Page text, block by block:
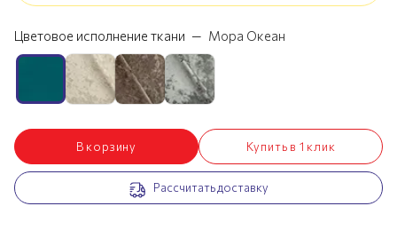
Цветовое исполнение ткани — Мора Океан
В корзину Купить в 1 клик
Рассчитать доставку